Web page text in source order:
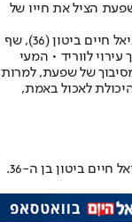
אריאל בן ה-6 שמת משפעת הציל את חייו של
השתלת מעי נדירה ומורכבת בוצעה בבילינסון לדניאל חיים ביטון (36), שף
עירוי לווריד • המעי
של שפעת, למרות
"איבדתי את היכולת לאכול באמת,
אריאל ז"ל נפטר מסיבוך נדיר - אבריו הצילו את דניאל חיים ביטון בן ה-36.